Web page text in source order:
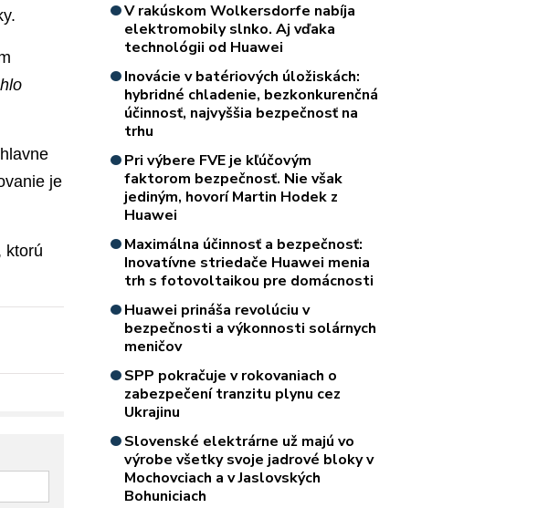
je
ktorú
V rakúskom Wolkersdorfe nabíja
elektromobily slnko. Aj vďaka
technológii od Huawei
Inovácie v batériových úložiskách:
hybridné chladenie, bezkonkurenčná
účinnosť, najvyššia bezpečnosť na
trhu
Pri výbere FVE je kľúčovým
faktorom bezpečnosť. Nie však
jediným, hovorí Martin Hodek z
Huawei
Maximálna účinnosť a bezpečnosť:
Inovatívne striedače Huawei menia
trh s fotovoltaikou pre domácnosti
Huawei prináša revolúciu v
bezpečnosti a výkonnosti solárnych
meničov
SPP pokračuje v rokovaniach o
zabezpečení tranzitu plynu cez
Ukrajinu
Slovenské elektrárne už majú vo
výrobe všetky svoje jadrové bloky v
Mochovciach a v Jaslovských
Bohuniciach